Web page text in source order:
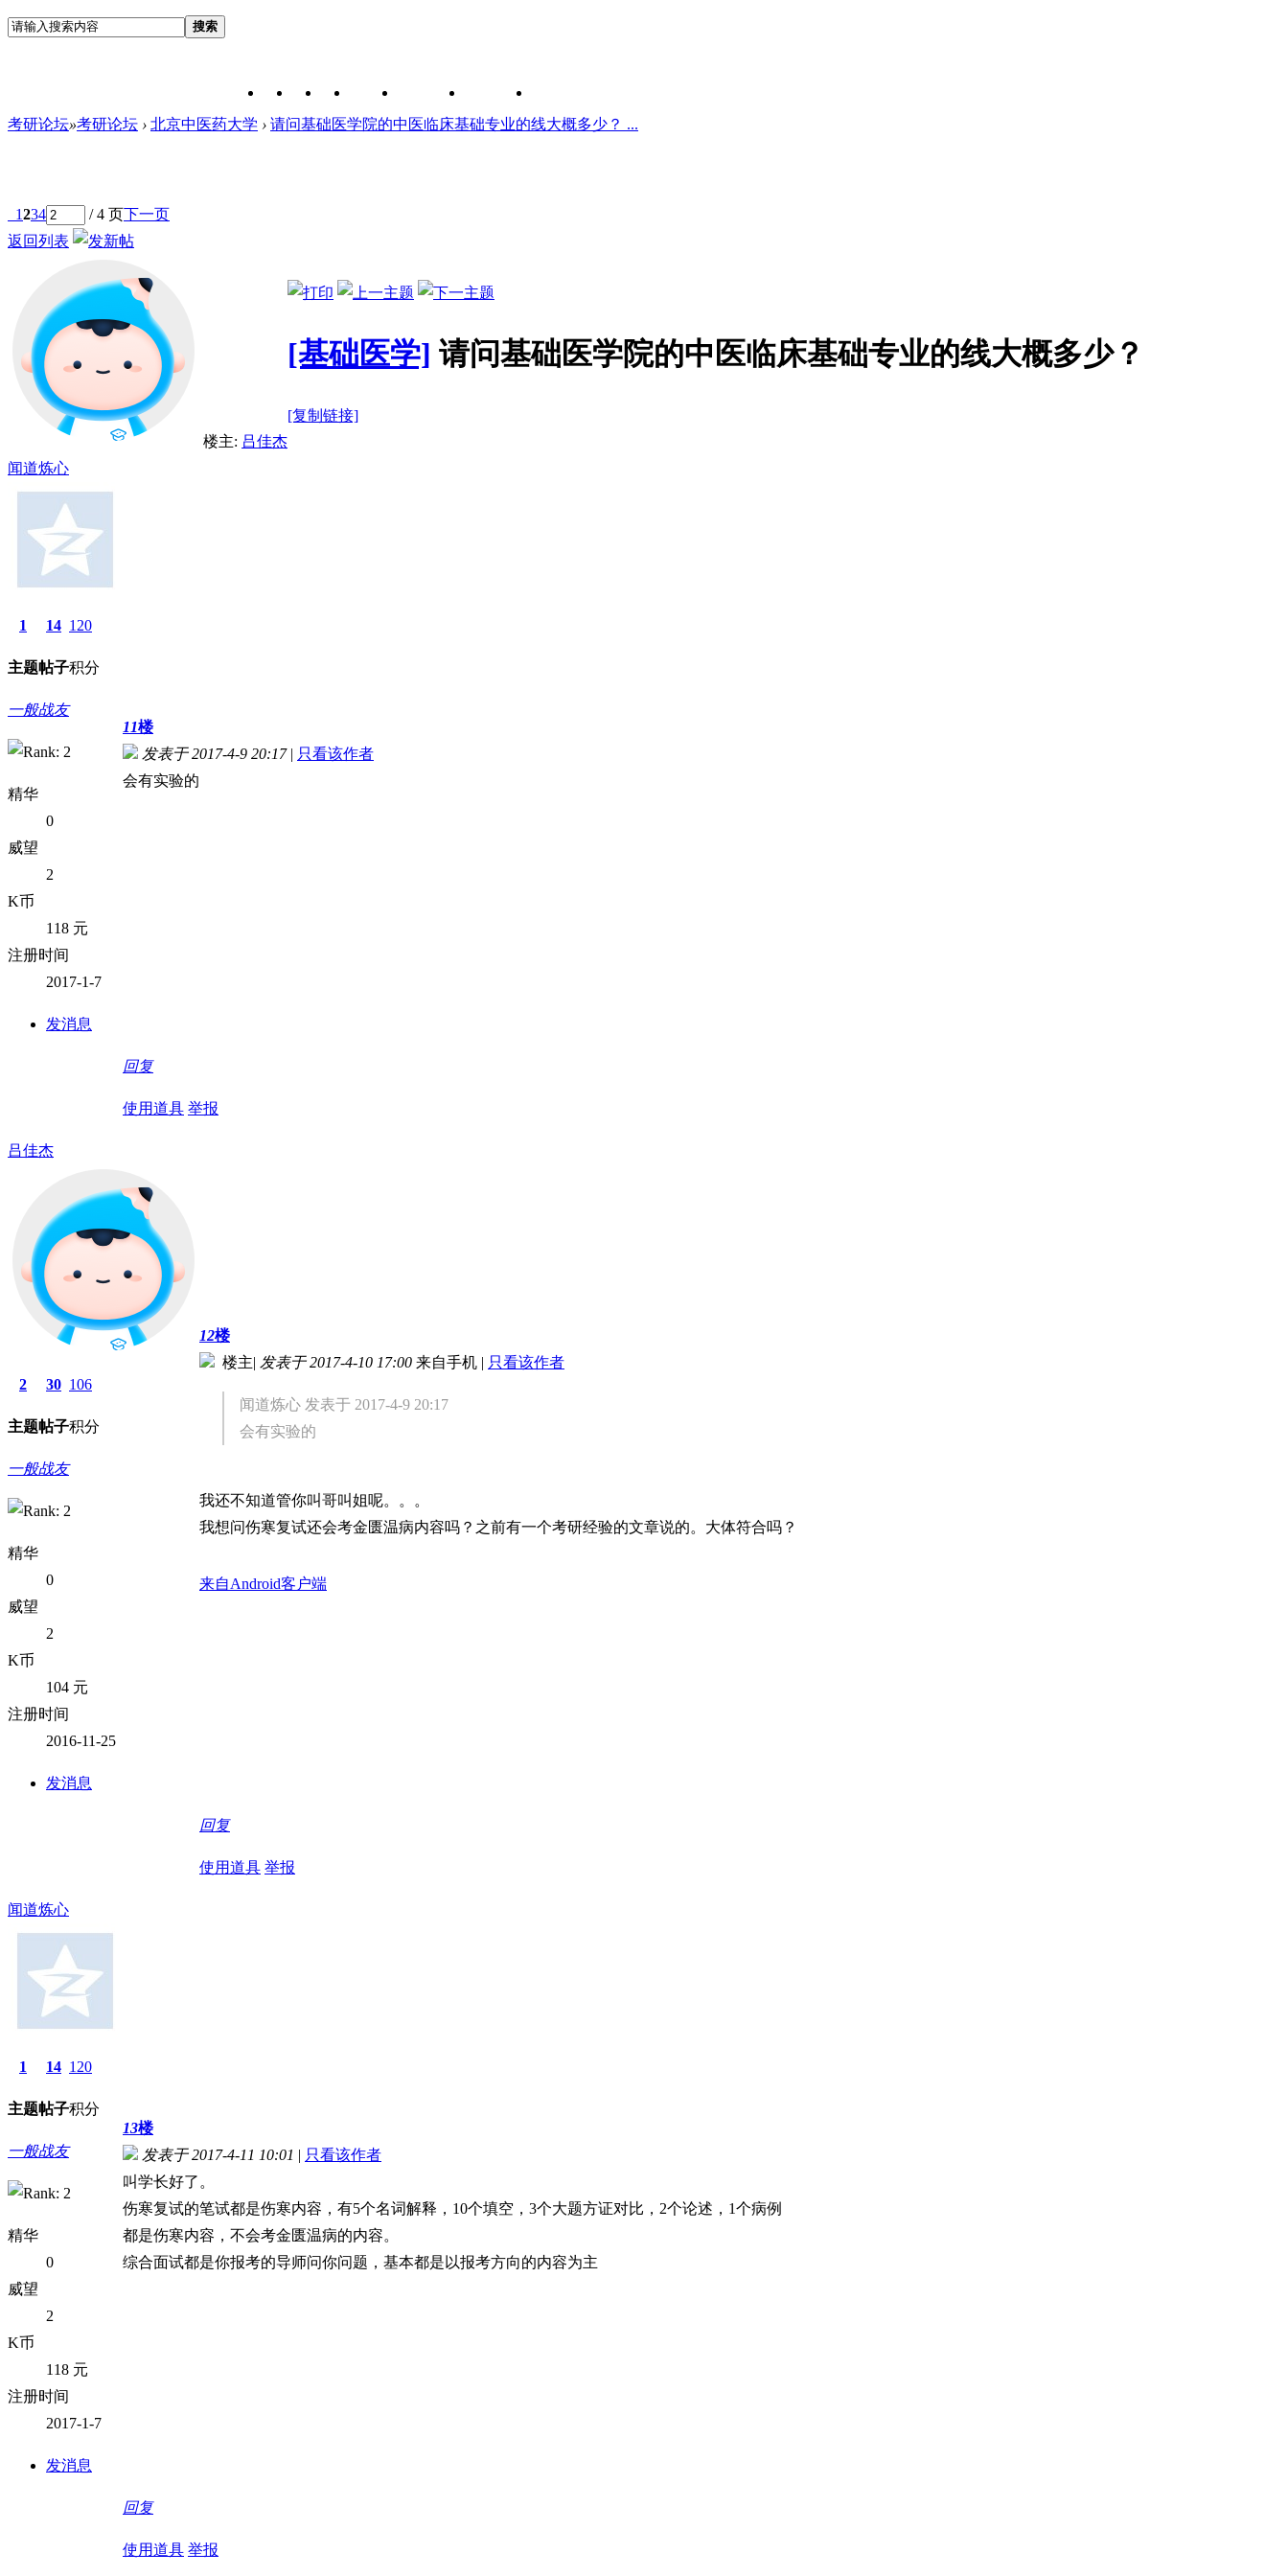
搜索
考研论坛»考研论坛 › 北京中医药大学 › 请问基础医学院的中医临床基础专业的线大概多少？ ...
1234 / 4 页下一页
返回列表
楼主: 吕佳杰
[基础医学] 请问基础医学院的中医临床基础专业的线大概多少？
[复制链接]
闻道炼心
1
主题
14
帖子
120
积分
一般战友
精华
0
威望
2
K币
118 元
注册时间
2017-1-7
发消息
11楼
发表于 2017-4-9 20:17 | 只看该作者
会有实验的
回复
使用道具 举报
吕佳杰
2
主题
30
帖子
106
积分
一般战友
精华
0
威望
2
K币
104 元
注册时间
2016-11-25
发消息
12楼
楼主| 发表于 2017-4-10 17:00 来自手机 | 只看该作者
闻道炼心 发表于 2017-4-9 20:17
会有实验的
我还不知道管你叫哥叫姐呢。。。
我想问伤寒复试还会考金匮温病内容吗？之前有一个考研经验的文章说的。大体符合吗？
来自Android客户端
回复
使用道具 举报
闻道炼心
1
主题
14
帖子
120
积分
一般战友
精华
0
威望
2
K币
118 元
注册时间
2017-1-7
发消息
13楼
发表于 2017-4-11 10:01 | 只看该作者
叫学长好了。
伤寒复试的笔试都是伤寒内容，有5个名词解释，10个填空，3个大题方证对比，2个论述，1个病例
都是伤寒内容，不会考金匮温病的内容。
综合面试都是你报考的导师问你问题，基本都是以报考方向的内容为主
回复
使用道具 举报